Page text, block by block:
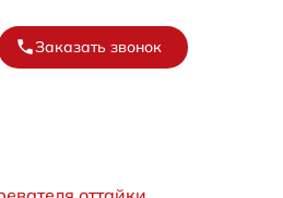
Заказать звонок